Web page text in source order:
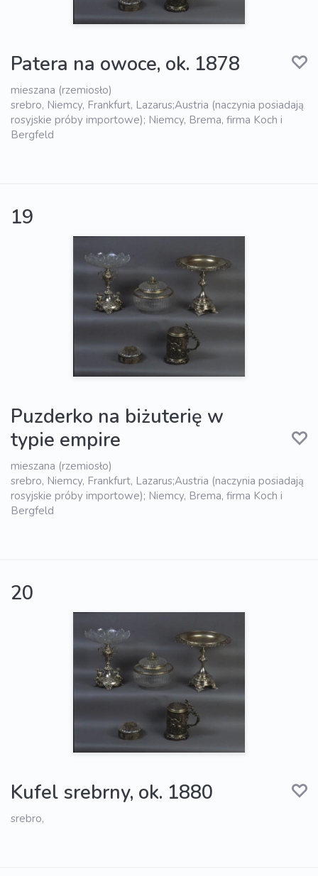
Patera na owoce, ok. 1878
mieszana (rzemiosło)
srebro, Niemcy, Frankfurt, Lazarus;Austria (naczynia posiadają
rosyjskie próby importowe); Niemcy, Brema, firma Koch i
Bergfeld
19
Puzderko na biżuterię w
typie empire
mieszana (rzemiosło)
srebro, Niemcy, Frankfurt, Lazarus;Austria (naczynia posiadają
rosyjskie próby importowe); Niemcy, Brema, firma Koch i
Bergfeld
20
Kufel srebrny, ok. 1880
srebro,